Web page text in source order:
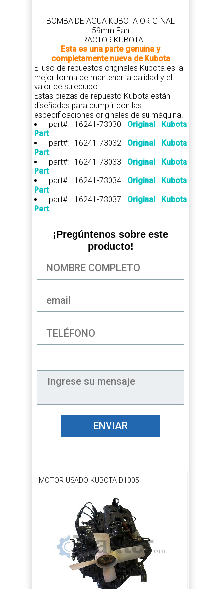
BOMBA DE AGUA KUBOTA ORIGINAL
59mm Fan
TRACTOR KUBOTA
Esta es una parte genuina y
completamente nueva de Kubota
El uso de repuestos originales Kubota es la
mejor forma de mantener la calidad y el
valor de su equipo.
Estas piezas de repuesto Kubota están
diseñadas para cumplir con las
especificaciones originales de su máquina.
part#: 16241-73030 Original Kubota
Part
part#: 16241-73032 Original Kubota
Part
part#: 16241-73033 Original Kubota
Part
part#: 16241-73034 Original Kubota
Part
part#: 16241-73037 Original Kubota
Part
¡Pregúntenos sobre este
producto!
ENVIAR
MOTOR USADO KUBOTA D1005